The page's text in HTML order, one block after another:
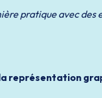
pratique avec des
représentation